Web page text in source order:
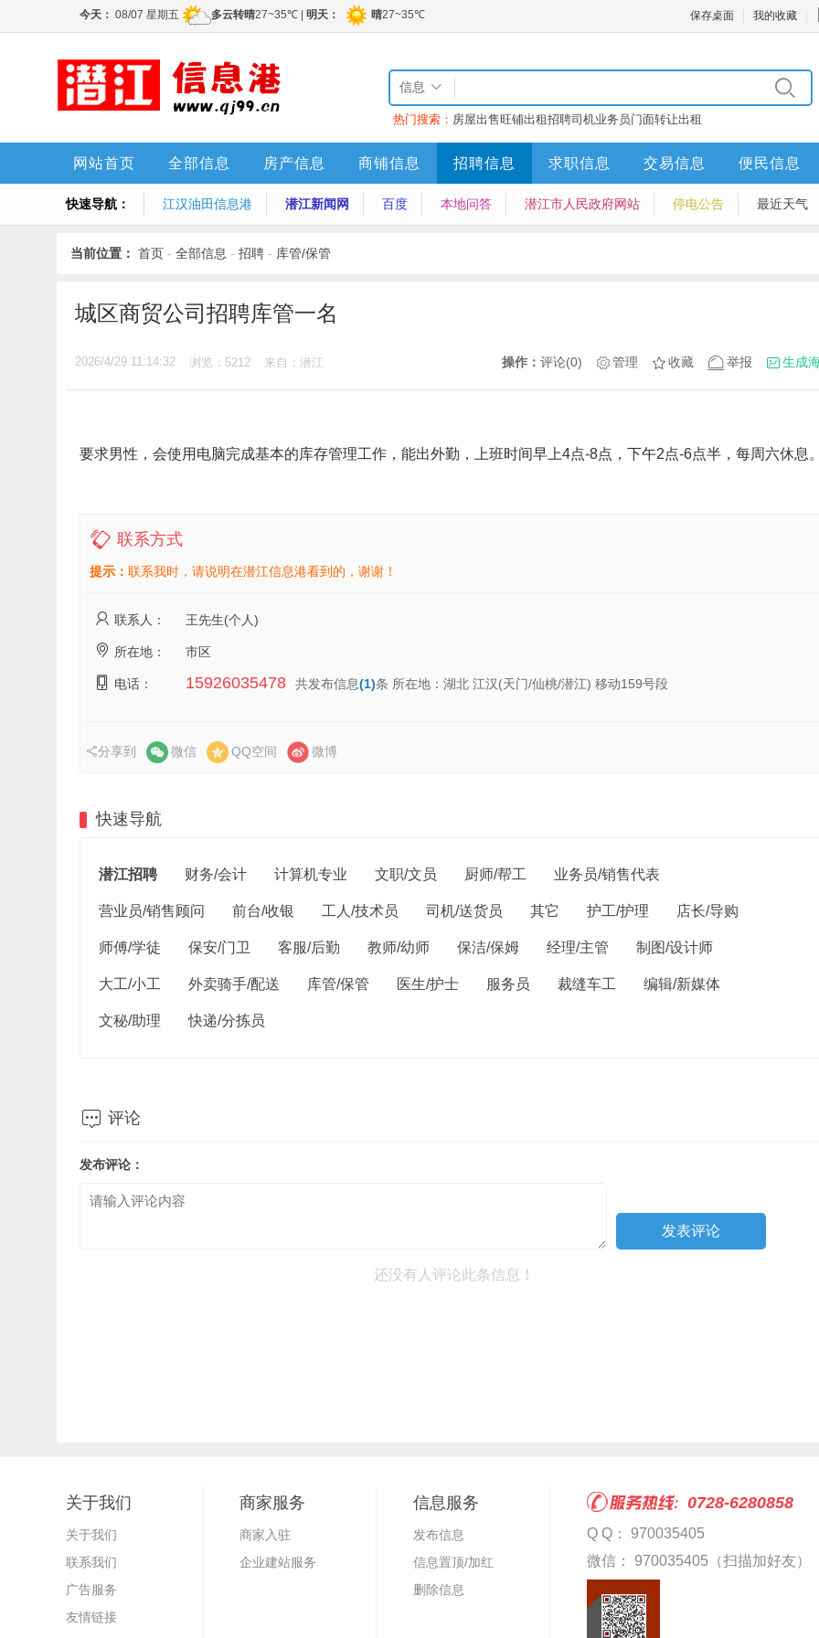
保存桌面 我的收藏
信息
热门搜索： 房屋出售旺铺出租招聘司机业务员门面转让出租
网站首页 全部信息 房产信息 商铺信息 招聘信息 求职信息 交易信息 便民信息
快速导航： 江汉油田信息港 潜江新闻网 百度 本地问答 潜江市人民政府网站 停电公告 最近天气
当前位置： 首页 - 全部信息 - 招聘 - 库管/保管
城区商贸公司招聘库管一名
2026/4/29 11:14:32 浏览：5212 来自：潜江 操作： 评论(0) 管理 收藏 举报 生成
要求男性，会使用电脑完成基本的库存管理工作，能出外勤，上班时间早上4点-8点，下午2点-6点半，每周六休息
联系方式
提示： 联系我时，请说明在潜江信息港看到的，谢谢！
联系人： 王先生(个人)
所在地： 市区
电话： 15926035478 共发布信息(1)条 所在地：湖北 江汉(天门/仙桃/潜江) 移动159号段
分享到 微信 QQ空间 微博
快速导航
潜江招聘 财务/会计 计算机专业 文职/文员 厨师/帮工 业务员/销售代表
营业员/销售顾问 前台/收银 工人/技术员 司机/送货员 其它 护工/护理 店长/导购
师傅/学徒 保安/门卫 客服/后勤 教师/幼师 保洁/保姆 经理/主管 制图/设计师
大工/小工 外卖骑手/配送 库管/保管 医生/护士 服务员 裁缝车工 编辑/新媒体
文秘/助理 快递/分拣员
 评论
发布评论：
还没有人评论此条信息！
关于我们
关于我们
联系我们
广告服务
友情链接
商家服务
商家入驻
企业建站服务
信息服务
发布信息
信息置顶/加红
删除信息
0728-6280858
Q Q： 970035405
微信： 970035405（扫描加好友）